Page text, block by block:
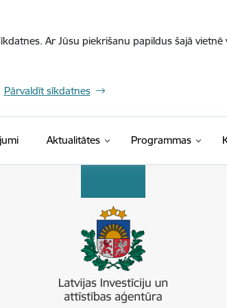
Ar Jūsu piekrišanu papildus šajā
Pārvaldīt sīkdatnes
Aktualitātes Programmas